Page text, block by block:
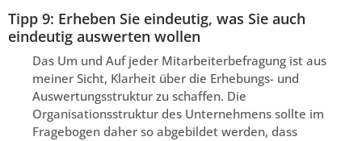
Tipp 9: Erheben Sie eindeutig, was Sie auch
eindeutig auswerten wollen
Das Um und Auf jeder Mitarbeiterbefragung ist aus
meiner Sicht, Klarheit über die Erhebungs- und
Auswertungsstruktur zu schaffen. Die
Organisationsstruktur des Unternehmens sollte im
Fragebogen daher so abgebildet werden, dass